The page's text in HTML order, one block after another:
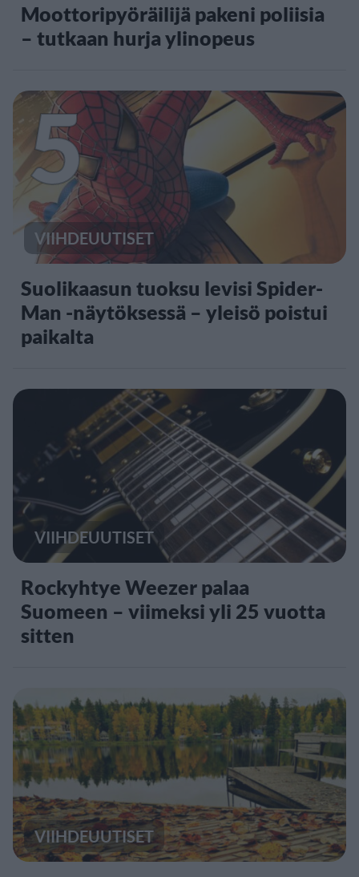
Moottoripyöräilijä pakeni poliisia
– tutkaan hurja ylinopeus
5
VIIHDEUUTISET
Suolikaasun tuoksu levisi Spider-
Man -näytöksessä – yleisö poistui
paikalta
VIIHDEUUTISET
Rockyhtye Weezer palaa
Suomeen – viimeksi yli 25 vuotta
sitten
VIIHDEUUTISET